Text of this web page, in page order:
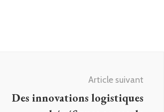
Article suivant
Des innovations logistiques